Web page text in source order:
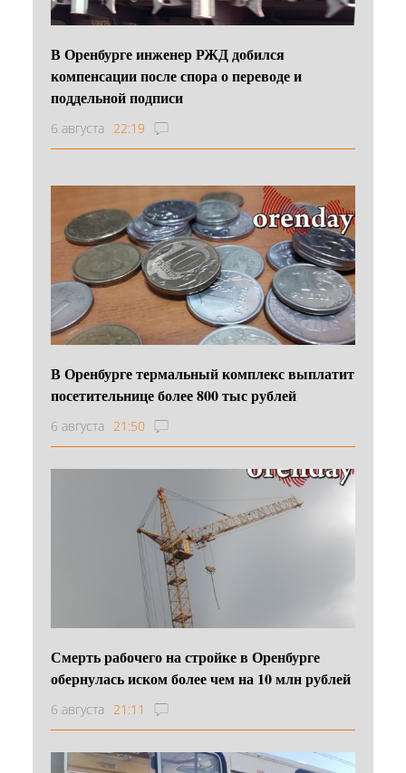
В Оренбурге инженер РЖД добился
компенсации после спора о переводе и
поддельной подписи
6 августа 22:19
В Оренбурге термальный комплекс выплатит
посетительнице более 800 тыс рублей
6 августа 21:50
Смерть рабочего на стройке в Оренбурге
обернулась иском более чем на 10 млн рублей
6 августа 21:11